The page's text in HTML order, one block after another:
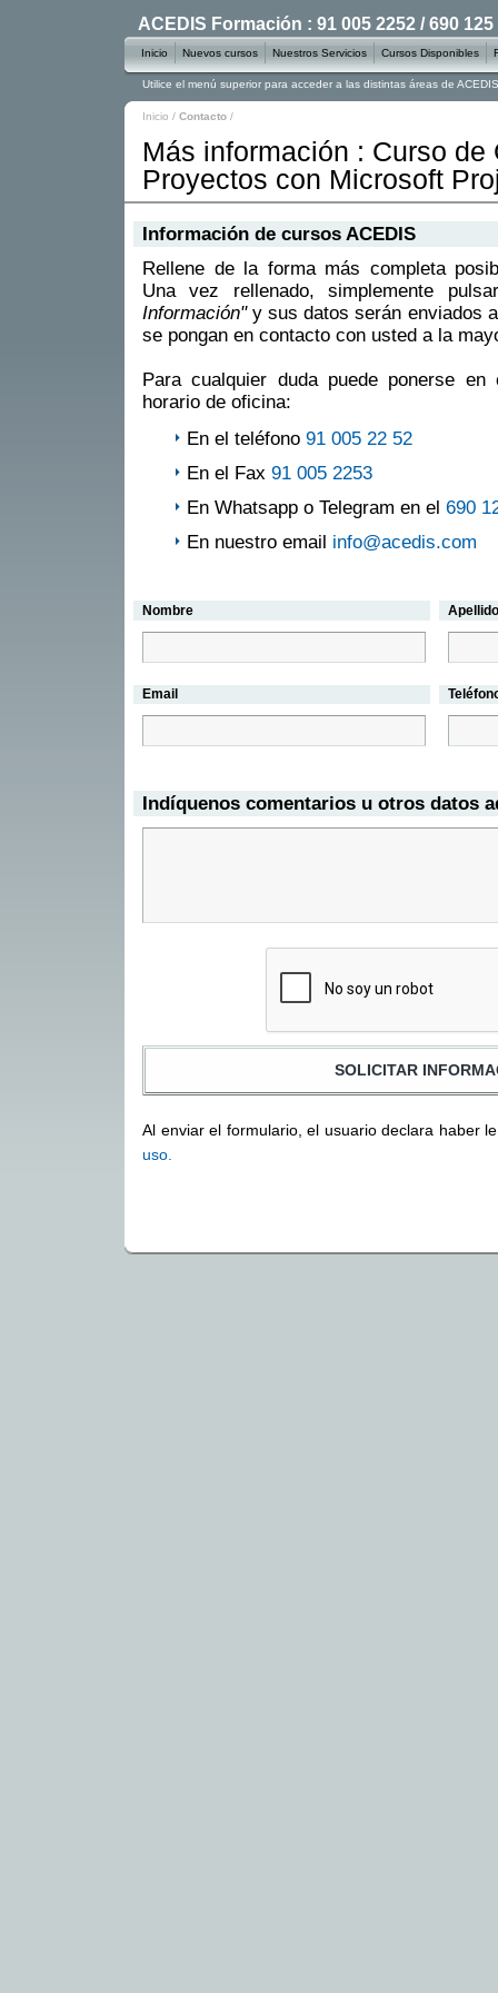
Inicio / Contacto /
Más información : Curso de
Proyectos con Microsoft
Información de cursos ACEDIS
Rellene de la forma más completa
Una vez rellenado, simplemente
Información"y sus datos serán enviados
se pongan en contacto con usted a la
Para cualquier duda puede ponerse
horario de oficina:
En el teléfono 91 005 22 52
En el Fax 91 005 2253
En Whatsapp o Telegram en el 690
En nuestro email info@acedis.com
Nombre
Email
Indíquenos comentarios u otros datos
Al enviar el formulario, el usuario declara haber
uso.
ACEDIS Formación : 91 005 2252 / 690 125
Inicio Nuevos cursos Nuestros Servicios Cursos Disponibles
Utilice el menú superior para acceder a las distintas áreas de